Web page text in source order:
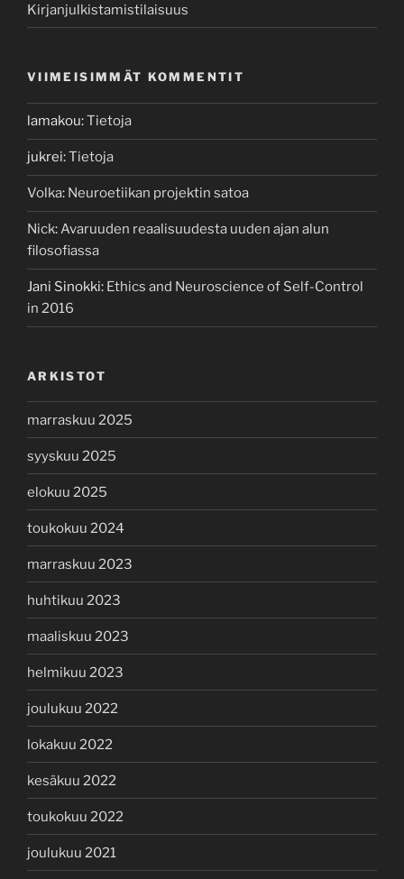
Kirjanjulkistamistilaisuus
VIIMEISIMMÄT KOMMENTIT
lamakou:Tietoja
jukrei:Tietoja
Volka: Neuroetiikan projektin satoa
Nick:Avaruuden reaalisuudesta uuden ajan alun
filosofiassa
Jani Sinokki: Ethics and Neuroscience of Self-Control
in 2016
ARKISTOT
marraskuu 2025
syyskuu 2025
elokuu 2025
toukokuu 2024
marraskuu 2023
huhtikuu 2023
maaliskuu 2023
helmikuu 2023
joulukuu 2022
lokakuu 2022
kesäkuu 2022
toukokuu 2022
joulukuu 2021